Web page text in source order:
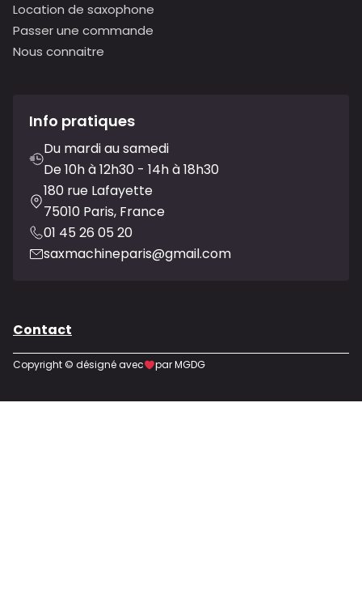
Location de saxophone
Passer une commande
Nous connaitre
Info pratiques
Du mardi au samedi
De 10h à 12h30 - 14h à 18h30
180 rue Lafayette
75010 Paris, France
01 45 26 05 20
saxmachineparis@gmail.com
Contact
Copyright © désigné avec par MGDG